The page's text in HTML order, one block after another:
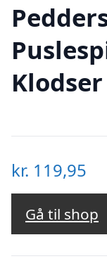
Klodser
kr. 119,95
Gå til shop